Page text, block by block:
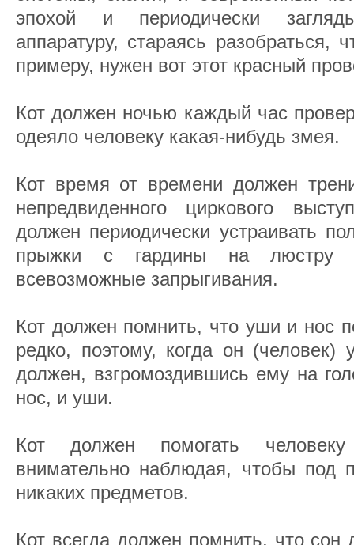
эпохой и периодически
аппаратуру, стараясь
примеру, нужен вот этот красный
Кот должен ночью каждый час
одеяло человеку какая-нибудь змея.
Кот время от времени должен
непредвиденного циркового
должен периодически устраивать
прыжки с гардины на люстру
всевозможные запрыгивания.
Кот должен помнить, что уши и нос
редко, поэтому, когда он (человек)
должен, взгромоздившись ему на
нос, и уши.
Кот должен помогать человеку
внимательно наблюдая, чтобы под
никаких предметов.
Кот всегда должен помнить, что сон